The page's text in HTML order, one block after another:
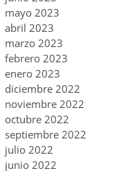
mayo 2023
abril 2023
marzo 2023
febrero 2023
enero 2023
diciembre 2022
noviembre 2022
octubre 2022
septiembre 2022
julio 2022
junio 2022